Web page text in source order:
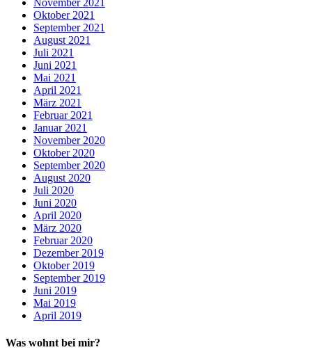
Oktober 2021
September 2021
August 2021
Juli 2021
Juni 2021
Mai 2021
April 2021
März 2021
Februar 2021
Januar 2021
November 2020
Oktober 2020
September 2020
August 2020
Juli 2020
Juni 2020
April 2020
März 2020
Februar 2020
Dezember 2019
Oktober 2019
September 2019
Juni 2019
Mai 2019
April 2019
Was wohnt bei mir?